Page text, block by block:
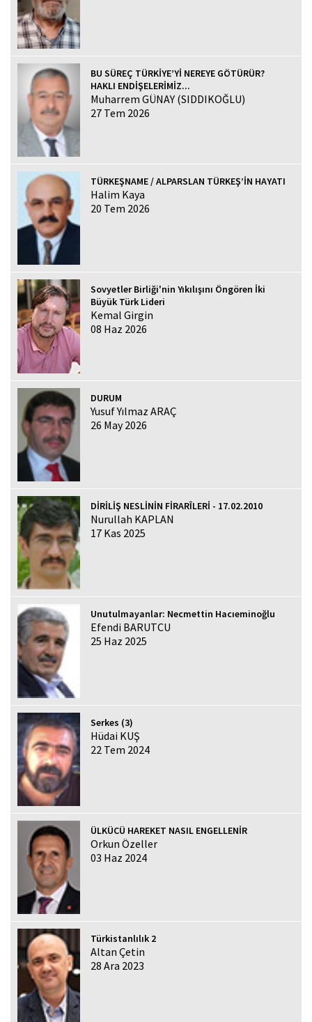
BU SÜREÇ TÜRKİYE’Yİ NEREYE GÖTÜRÜR?
HAKLI ENDİŞELERİMİZ...
Muharrem GÜNAY (SIDDIKOĞLU)
27 Tem 2026
TÜRKEŞNAME / ALPARSLAN TÜRKEŞ’İN HAYATI
Halim Kaya
20 Tem 2026
Sovyetler Birliği'nin Yıkılışını Öngören İki
Büyük Türk Lideri
Kemal Girgin
08 Haz 2026
DURUM
Yusuf Yılmaz ARAÇ
26 May 2026
DİRİLİŞ NESLİNİN FİRARÎLERİ - 17.02.2010
Nurullah KAPLAN
17 Kas 2025
Unutulmayanlar: Necmettin Hacıeminoğlu
Efendi BARUTCU
25 Haz 2025
Serkes (3)
Hüdai KUŞ
22 Tem 2024
ÜLKÜCÜ HAREKET NASIL ENGELLENİR
Orkun Özeller
03 Haz 2024
Türkistanlılık 2
Altan Çetin
28 Ara 2023